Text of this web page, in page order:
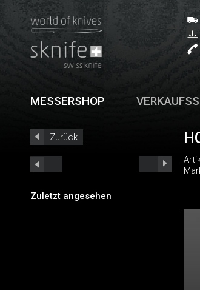
MESSERSHOP
Zurück
Zuletzt angesehen